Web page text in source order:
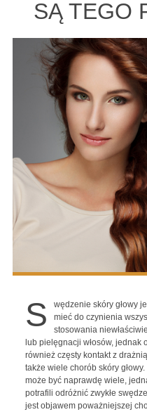
SĄ TEGO
S
wędzenie skóry głowy
mieć do czynienia
stosowania
lub pielęgnacji włosów,
również częsty kontakt z
także wiele chorób skóry
może być naprawdę wiele,
potrafili odróżnić zwykłe
jest objawem poważniejszej